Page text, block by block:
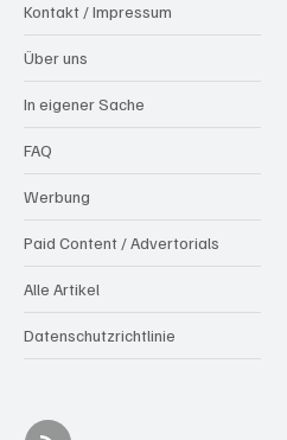
Kontakt / Impressum
Über uns
In eigener Sache
FAQ
Werbung
Paid Content / Advertorials
Alle Artikel
Datenschutzrichtlinie